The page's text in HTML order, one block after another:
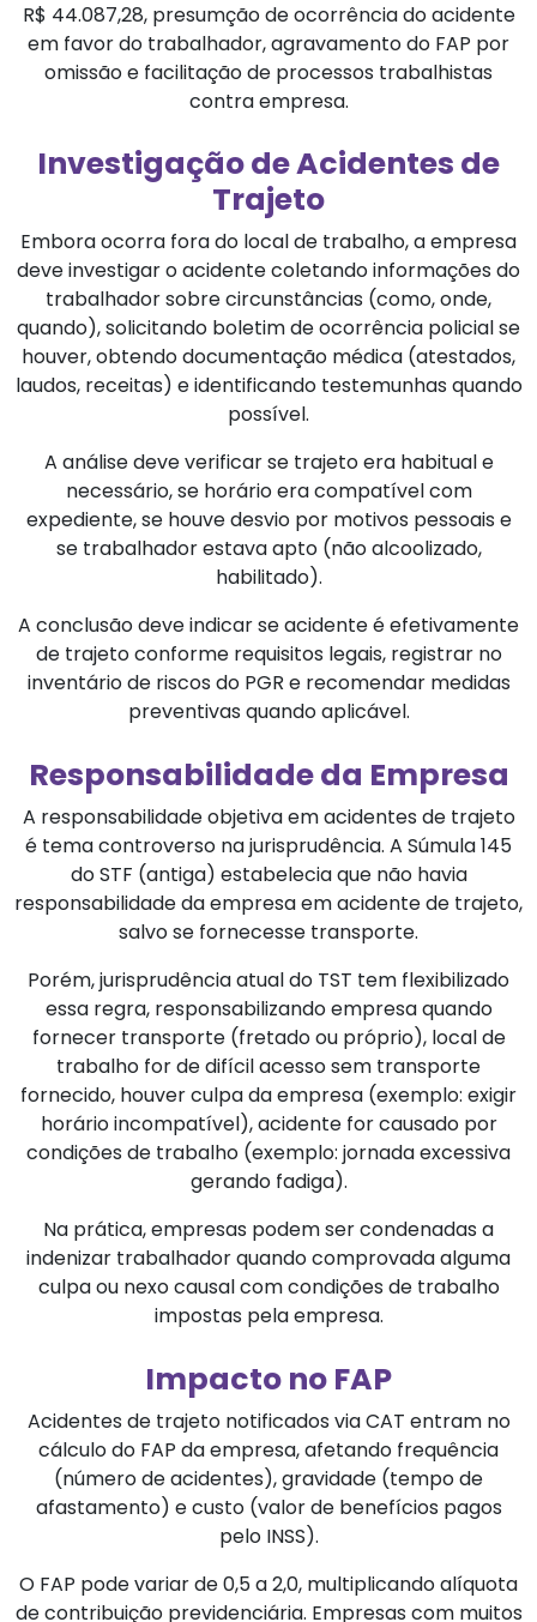
R$ 44.087,28, presumção de ocorrência do acidente
em favor do trabalhador, agravamento do FAP por
omissão e facilitação de processos trabalhistas
contra empresa.
Investigação de Acidentes de
Trajeto
Embora ocorra fora do local de trabalho, a empresa
deve investigar o acidente coletando informações do
trabalhador sobre circunstâncias (como, onde,
quando), solicitando boletim de ocorrência policial se
houver, obtendo documentação médica (atestados,
laudos, receitas) e identificando testemunhas quando
possível.
A análise deve verificar se trajeto era habitual e
necessário, se horário era compatível com
expediente, se houve desvio por motivos pessoais e
se trabalhador estava apto (não alcoolizado,
habilitado).
A conclusão deve indicar se acidente é efetivamente
de trajeto conforme requisitos legais, registrar no
inventário de riscos do PGR e recomendar medidas
preventivas quando aplicável.
Responsabilidade da Empresa
A responsabilidade objetiva em acidentes de trajeto
é tema controverso na jurisprudência. A Súmula 145
do STF (antiga) estabelecia que não havia
responsabilidade da empresa em acidente de trajeto,
salvo se fornecesse transporte.
Porém, jurisprudência atual do TST tem flexibilizado
essa regra, responsabilizando empresa quando
fornecer transporte (fretado ou próprio), local de
trabalho for de difícil acesso sem transporte
fornecido, houver culpa da empresa (exemplo: exigir
horário incompatível), acidente for causado por
condições de trabalho (exemplo: jornada excessiva
gerando fadiga).
Na prática, empresas podem ser condenadas a
indenizar trabalhador quando comprovada alguma
culpa ou nexo causal com condições de trabalho
impostas pela empresa.
Impacto no FAP
Acidentes de trajeto notificados via CAT entram no
cálculo do FAP da empresa, afetando frequência
(número de acidentes), gravidade (tempo de
afastamento) e custo (valor de benefícios pagos
pelo INSS).
O FAP pode variar de 0,5 a 2,0, multiplicando alíquota
de contribuição previdenciária. Empresas com muitos